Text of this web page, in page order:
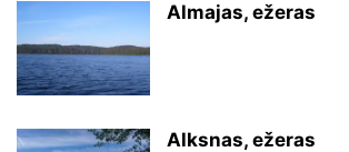
Almajas, ežeras
Alksnas, ežeras